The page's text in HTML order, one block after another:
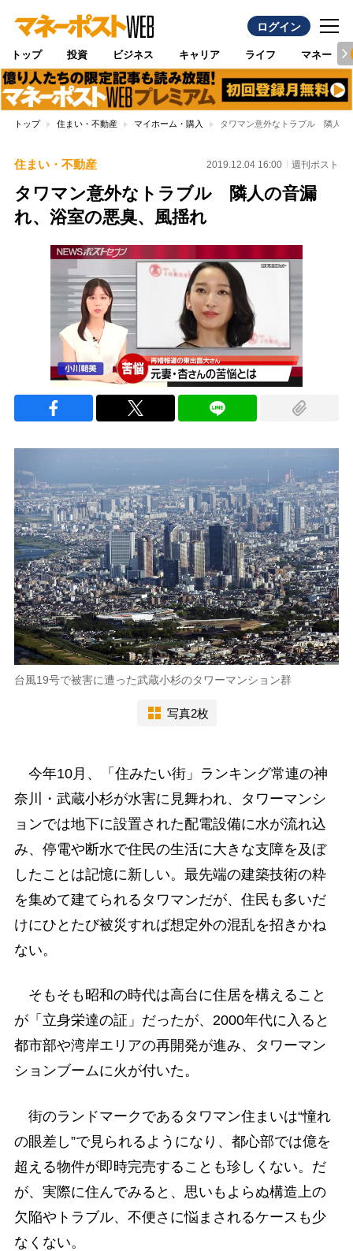
ログイン
トップ 投資 ビジネス キャリア ライフ マネー
トップ 住まい・不動産 マイホーム・購入 タワマン意外なトラブル 隣人の
住まい・不動産 2019.12.04 16:00 週刊ポスト
タワマン意外なトラブル 隣人の音漏
れ、浴室の悪臭、風揺れ
台風19号で被害に遭った武蔵小杉のタワーマンション群
写真2枚
今年10月、「住みたい街」ランキング常連の神
奈川・武蔵小杉が水害に見舞われ、タワーマンシ
ョンでは地下に設置された配電設備に水が流れ込
み、停電や断水で住民の生活に大きな支障を及ぼ
したことは記憶に新しい。最先端の建築技術の粋
を集めて建てられるタワマンだが、住民も多いだ
けにひとたび被災すれば想定外の混乱を招きかね
ない。
そもそも昭和の時代は高台に住居を構えること
が「立身栄達の証」だったが、2000年代に入ると
都市部や湾岸エリアの再開発が進み、タワーマン
ションブームに火が付いた。
街のランドマークであるタワマン住まいは“憧れ
の眼差し”で見られるようになり、都心部では億を
超える物件が即時完売することも珍しくない。だ
が、実際に住んでみると、思いもよらぬ構造上の
欠陥やトラブル、不便さに悩まされるケースも少
なくない。